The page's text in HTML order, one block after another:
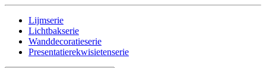
Lijmserie
Lichtbakserie
Wanddecoratieserie
Presentatierekwisietenserie